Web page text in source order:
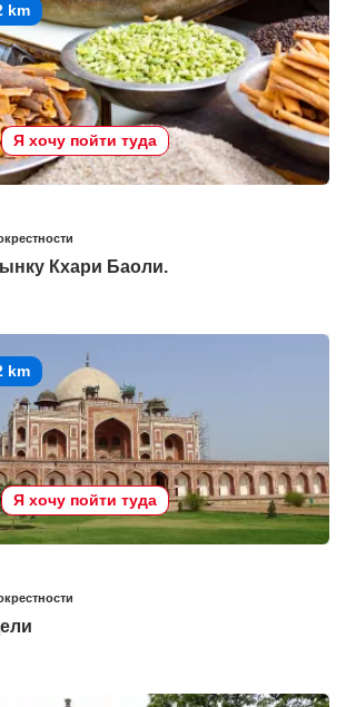
km
Я хочу пойти туда
Кхари Баоли.
km
Я хочу пойти туда